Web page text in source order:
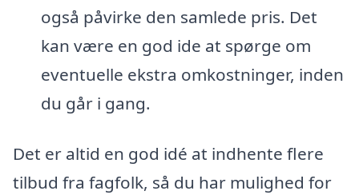
også påvirke den samlede pris. Det
kan være en god ide at spørge om
eventuelle ekstra omkostninger, inden
du går i gang.
Det er altid en god idé at indhente flere
tilbud fra fagfolk, så du har mulighed for